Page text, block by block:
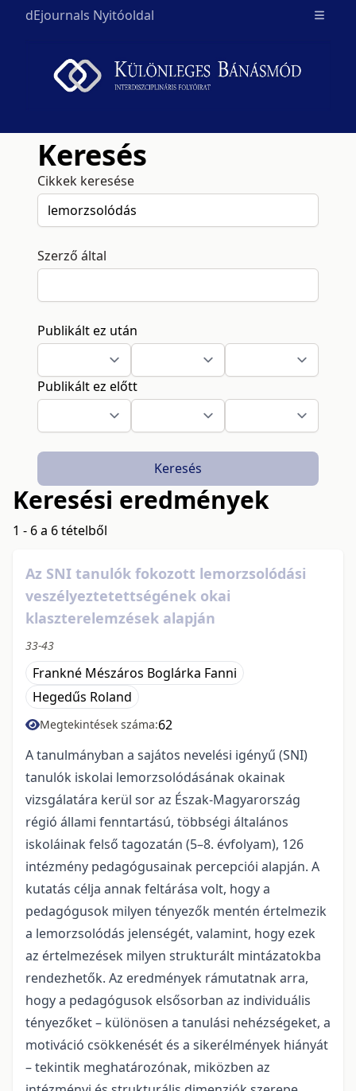
dEjournals Nyitóoldal Open
Keresés
Cikkek keresése
Szerző által
Publikált ez után
Publikált ez előtt
Keresés
Keresési eredmények
1 - 6 a 6 tételből
Az SNI tanulók fokozott lemorzsolódási
veszélyeztetettségének okai
klaszterelemzések alapján
33-43
Frankné Mészáros Boglárka Fanni
Hegedűs Roland
Megtekintések száma:62
A tanulmányban a sajátos nevelési igényű (SNI)
tanulók iskolai lemorzsolódásának okainak
vizsgálatára kerül sor az Észak-Magyarország
régió állami fenntartású, többségi általános
iskoláinak felső tagozatán (5–8. évfolyam), 126
intézmény pedagógusainak percepciói alapján. A
kutatás célja annak feltárása volt, hogy a
pedagógusok milyen tényezők mentén értelmezik
a lemorzsolódás jelenségét, valamint, hogy ezek
az értelmezések milyen strukturált mintázatokba
rendezhetők. Az eredmények rámutatnak arra,
hogy a pedagógusok elsősorban az individuális
tényezőket – különösen a tanulási nehézségeket, a
motiváció csökkenését és a sikerélmények hiányát
– tekintik meghatározónak, miközben az